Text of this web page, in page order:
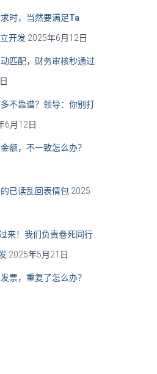
时，当然要满足Ta
开发 2025年6月12日
动匹配，财务审核秒通过
不靠谱？领导：你别打
6月12日
额，不一致怎么办？
已读乱回表情包 2025
来！我们负责卷死同行
2025年5月21日
票，重复了怎么办？